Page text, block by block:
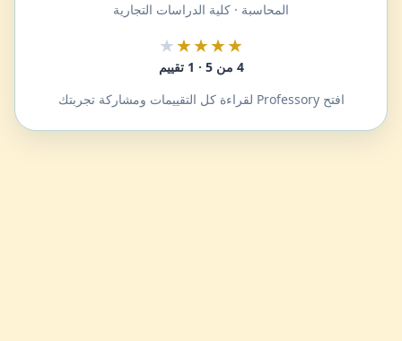
المحاسبة · كلية الدراسات التجارية
★★★★
★
4 من 5 · 1 تقييم
افتح Professory لقراءة كل التقييمات ومشاركة تجربتك